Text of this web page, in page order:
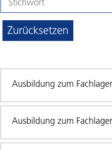
Zurücksetzen
Ausbildung zum
Ausbildung zum